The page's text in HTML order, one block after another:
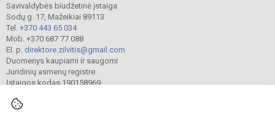
Savivaldybės biudžetinė įstaiga
Sodų g. 17, Mažeikiai 89113
Tel. +370 443 65 034
Mob. +370 687 77 088
El. p. direktore.zilvitis@gmail.com
Duomenys kaupiami ir saugomi
Juridinių asmenų registre
Įstaigos kodas 190158969